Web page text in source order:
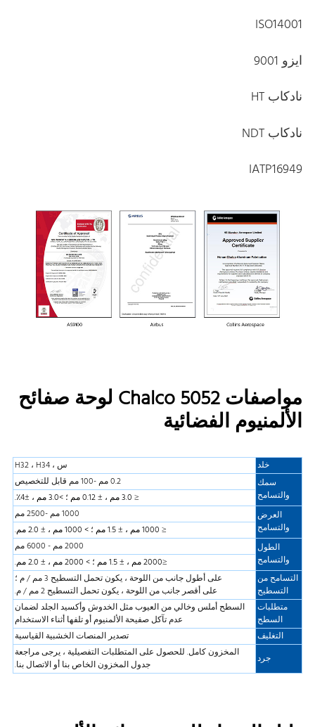
ISO14001
ايزو 9001
نادكاب HT
نادكاب NDT
IATP16949
مواصفات Chalco 5052 لوحة صفائح
الألمنيوم الفضائية
خلد
س ، H32 ، H34
سمك
والتسامح
0.2 مم -100 مم قابل للتخصيص
≤ 3.0 مم ، ± 0.12 مم ؛ >3.0 مم ، ±4٪.
العرض
والتسامح
1000 مم -2500 مم
≤ 1000 مم ، ± 1.5 مم ؛ > 1000 مم ، ± 2.0 مم.
الطول
والتسامح
2000 مم - 6000 مم
≤2000 مم ، ± 1.5 مم ؛ > 2000 مم ، ± 2.0 مم.
التسامح من
التسطيح
على أطول جانب من اللوحة ، يكون تحمل التسطيح 3 مم / م ؛
على أقصر جانب من اللوحة ، يكون تحمل التسطيح 2 مم / م.
متطلبات
السطح
السطح أملس وخالي من العيوب مثل الخدوش وأكسيد الجلد لضمان
عدم تآكل صفيحة الألمنيوم أو تلفها أثناء الاستخدام
التغليف
تصدير المنصات الخشبية القياسية
جرد
المخزون كامل. للحصول على المتطلبات التفصيلية ، يرجى مراجعة
جدول المخزون الخاص بنا أو الاتصال بنا.